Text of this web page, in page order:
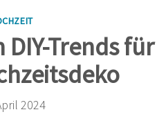
DIY-Trends für
2024